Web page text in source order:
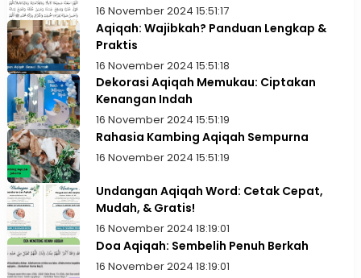
16 November 2024 15:51:17
Aqiqah: Wajibkah? Panduan Lengkap &
Praktis
16 November 2024 15:51:18
Dekorasi Aqiqah Memukau: Ciptakan
Kenangan Indah
16 November 2024 15:51:19
Rahasia Kambing Aqiqah Sempurna
16 November 2024 15:51:19
Undangan Aqiqah Word: Cetak Cepat,
Mudah, & Gratis!
16 November 2024 18:19:01
Doa Aqiqah: Sembelih Penuh Berkah
16 November 2024 18:19:01